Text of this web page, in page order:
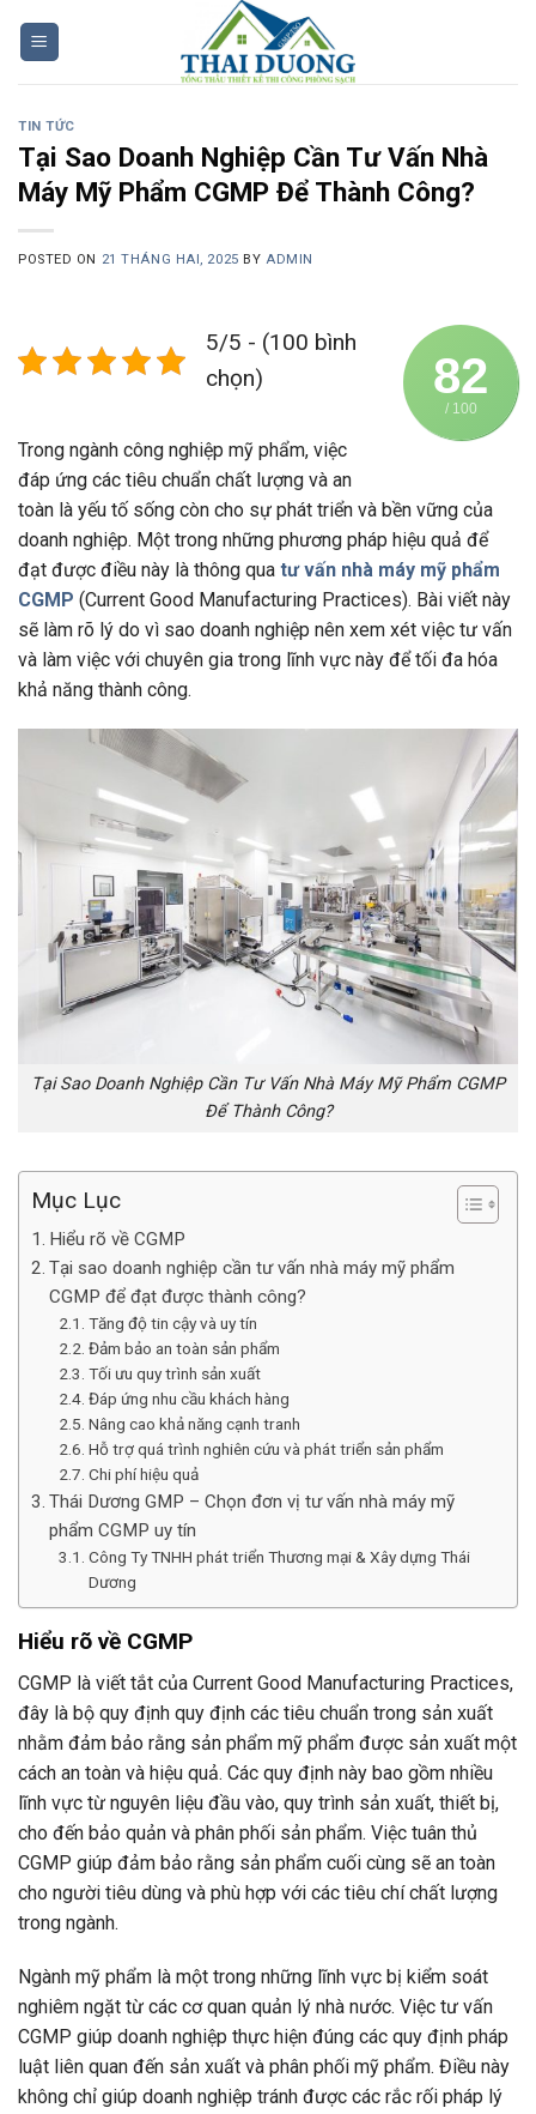
TIN TỨC
Tại Sao Doanh Nghiệp Cần Tư Vấn Nhà
Máy Mỹ Phẩm CGMP Để Thành Công?
POSTED ON 21 THÁNG HAI, 2025 BY ADMIN
82
/ 100
5/5 - (100 bình
chọn)
Trong ngành công nghiệp mỹ phẩm, việc
đáp ứng các tiêu chuẩn chất lượng và an
toàn là yếu tố sống còn cho sự phát triển và bền vững của
doanh nghiệp. Một trong những phương pháp hiệu quả để
đạt được điều này là thông qua tư vấn nhà máy mỹ phẩm
CGMP (Current Good Manufacturing Practices). Bài viết này
sẽ làm rõ lý do vì sao doanh nghiệp nên xem xét việc tư vấn
và làm việc với chuyên gia trong lĩnh vực này để tối đa hóa
khả năng thành công.
Tại Sao Doanh Nghiệp Cần Tư Vấn Nhà Máy Mỹ Phẩm CGMP
Để Thành Công?
Mục Lục
Hiểu rõ về CGMP
Tại sao doanh nghiệp cần tư vấn nhà máy mỹ phẩm
CGMP để đạt được thành công?
Tăng độ tin cậy và uy tín
Đảm bảo an toàn sản phẩm
Tối ưu quy trình sản xuất
Đáp ứng nhu cầu khách hàng
Nâng cao khả năng cạnh tranh
Hỗ trợ quá trình nghiên cứu và phát triển sản phẩm
Chi phí hiệu quả
Thái Dương GMP – Chọn đơn vị tư vấn nhà máy mỹ
phẩm CGMP uy tín
Công Ty TNHH phát triển Thương mại & Xây dựng Thái
Dương
Hiểu rõ về CGMP
CGMP là viết tắt của Current Good Manufacturing Practices,
đây là bộ quy định quy định các tiêu chuẩn trong sản xuất
nhằm đảm bảo rằng sản phẩm mỹ phẩm được sản xuất một
cách an toàn và hiệu quả. Các quy định này bao gồm nhiều
lĩnh vực từ nguyên liệu đầu vào, quy trình sản xuất, thiết bị,
cho đến bảo quản và phân phối sản phẩm. Việc tuân thủ
CGMP giúp đảm bảo rằng sản phẩm cuối cùng sẽ an toàn
cho người tiêu dùng và phù hợp với các tiêu chí chất lượng
trong ngành.
Ngành mỹ phẩm là một trong những lĩnh vực bị kiểm soát
nghiêm ngặt từ các cơ quan quản lý nhà nước. Việc tư vấn
CGMP giúp doanh nghiệp thực hiện đúng các quy định pháp
luật liên quan đến sản xuất và phân phối mỹ phẩm. Điều này
không chỉ giúp doanh nghiệp tránh được các rắc rối pháp lý